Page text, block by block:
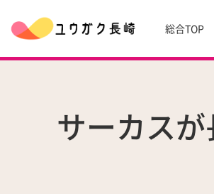
総合TOP
サーカス